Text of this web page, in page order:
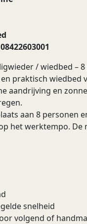
08422603001
/ wiedbed –
praktisch wiedbed
aandrijving en
aan 8 personen
het werktempo. De
snelheid
volgend of